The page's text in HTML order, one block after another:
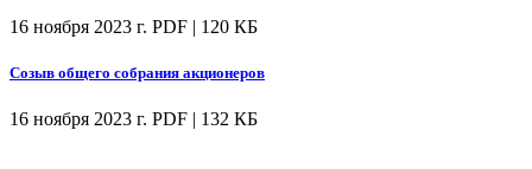
16 ноября 2023 г. PDF | 120 КБ
Созыв общего собрания акционеров
16 ноября 2023 г. PDF | 132 КБ